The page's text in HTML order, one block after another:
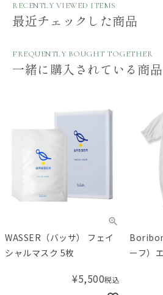
RECENTLY VIEWED ITEMS
最近チェックした商品
FREQUENTLY BOUGHT TOGETHER
一緒に購入されている商品
WASSER（バッサ） フェイ
シャルマスク 5枚
¥5,500税込
ーフ）